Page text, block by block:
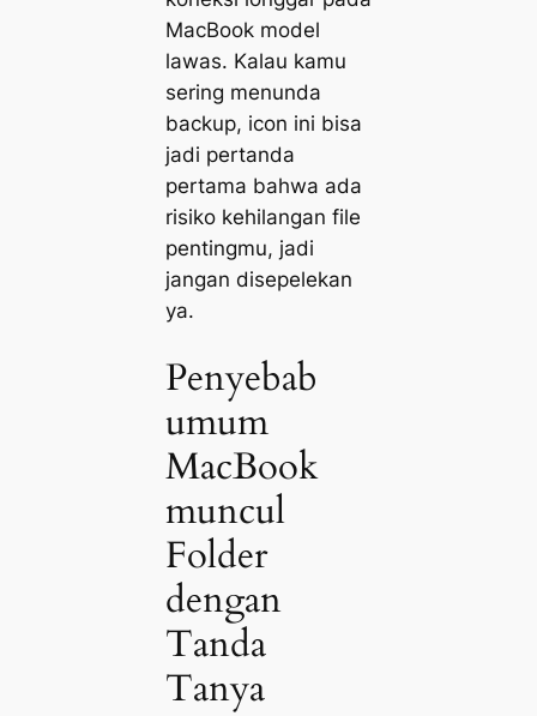
MacBook model
lawas. Kalau kamu
sering menunda
backup, icon ini bisa
jadi pertanda
pertama bahwa ada
risiko kehilangan file
pentingmu, jadi
jangan disepelekan
ya.
Penyebab
umum
MacBook
muncul
Folder
dengan
Tanda
Tanya